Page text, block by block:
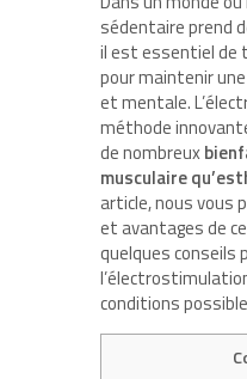
sédentaire prend
il est essentiel de
pour maintenir
et mentale.
méthode
de nombreux
musculaire
article, nous
et avantages de
quelques conseils
conditions